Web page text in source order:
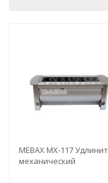
MEBAX MX-117
механический